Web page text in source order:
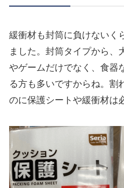
緩衝材も封筒に負けないく
ました。封筒タイプから、
やゲームだけでなく、食器
る方も多いですからね。割
のに保護シートや緩衝材は